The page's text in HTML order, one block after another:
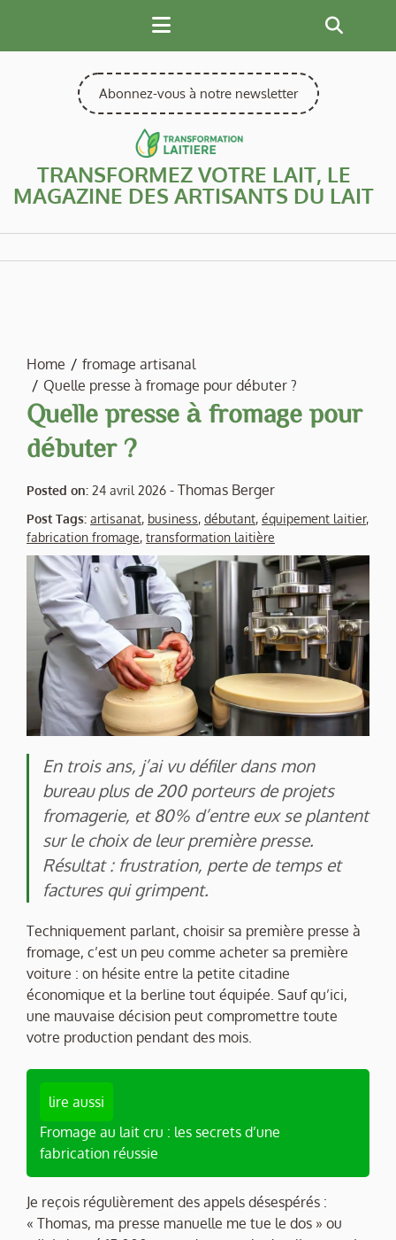
content
Abonnez-vous à notre newsletter
TRANSFORMEZ VOTRE LAIT, LE
MAGAZINE DES ARTISANTS DU LAIT
Home
fromage artisanal
Quelle presse à fromage pour débuter ?
Quelle presse à fromage pour
débuter ?
Posted on: 24 avril 2026 - Thomas Berger
Post Tags: artisanat, business, débutant, équipement laitier,
fabrication fromage, transformation laitière
En trois ans, j’ai vu défiler dans mon
bureau plus de 200 porteurs de projets
fromagerie, et 80% d’entre eux se plantent
sur le choix de leur première presse.
Résultat : frustration, perte de temps et
factures qui grimpent.
Techniquement parlant, choisir sa première presse à
fromage, c’est un peu comme acheter sa première
voiture : on hésite entre la petite citadine
économique et la berline tout équipée. Sauf qu’ici,
une mauvaise décision peut compromettre toute
votre production pendant des mois.
lire aussi
Fromage au lait cru : les secrets d’une
fabrication réussie
Je reçois régulièrement des appels désespérés :
« Thomas, ma presse manuelle me tue le dos » ou